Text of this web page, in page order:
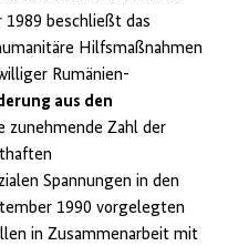
1989 beschließt das
Hilfsmaßnahmen
Rumänien-
aus den
zunehmende Zahl der
Spannungen in den
1990 vorgelegten
in Zusammenarbeit mit